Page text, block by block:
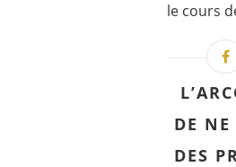
le cours
DE NE
DES